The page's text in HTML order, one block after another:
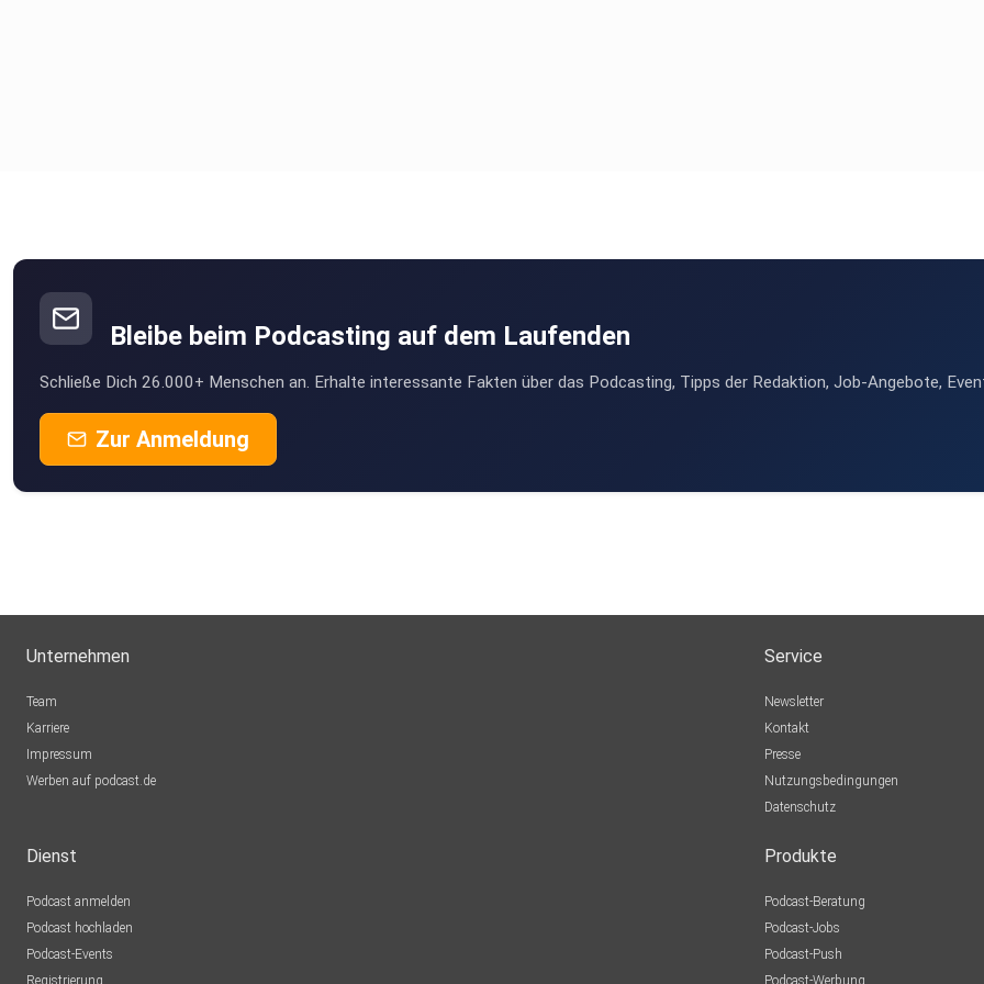
Bleibe beim Podcasting auf dem Laufenden
Schließe Dich 26.000+ Menschen an. Erhalte interessante Fakten über das Podcasting, Tipps der Redaktion, Job-Angebote,
Zur Anmeldung
Unternehmen
Team
Karriere
Impressum
Werben auf podcast.de
Service
Newsletter
Kontakt
Presse
Nutzungsbedingungen
Datenschutz
Dienst
Podcast anmelden
Podcast hochladen
Podcast-Events
Registrierung
Produkte
Podcast-Beratung
Podcast-Jobs
Podcast-Push
Podcast-Werbung